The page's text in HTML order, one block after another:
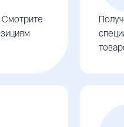
Смотрите